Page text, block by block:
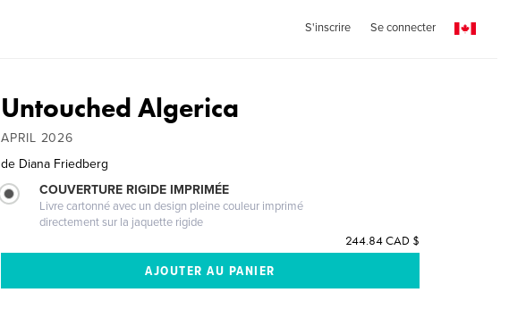
S'inscrire Se connecter
Untouched Algerica
APRIL 2026
de Diana Friedberg
COUVERTURE RIGIDE IMPRIMÉE
Livre cartonné avec un design pleine couleur imprimé
directement sur la jaquette rigide
244.84 CAD $